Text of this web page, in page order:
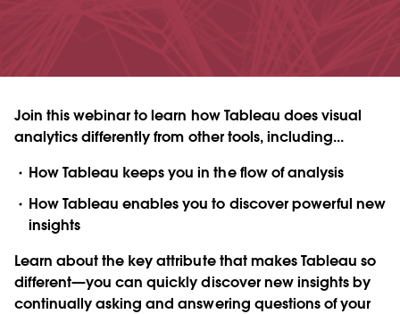
Join this webinar to learn how Tableau does visual
analytics differently from other tools, including...
How Tableau keeps you in the flow of analysis
How Tableau enables you to discover powerful new
insights
Learn about the key attribute that makes Tableau so
different—you can quickly discover new insights by
continually asking and answering questions of your